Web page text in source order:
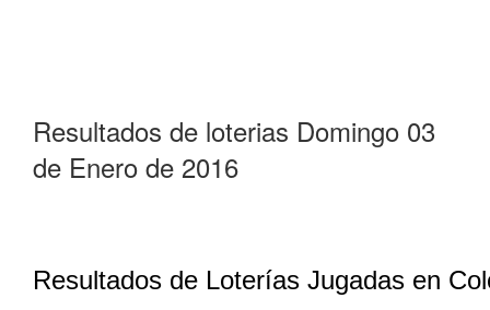
Resultados de loterias Domingo 03
de Enero de 2016
Resultados de Loterías Jugadas en